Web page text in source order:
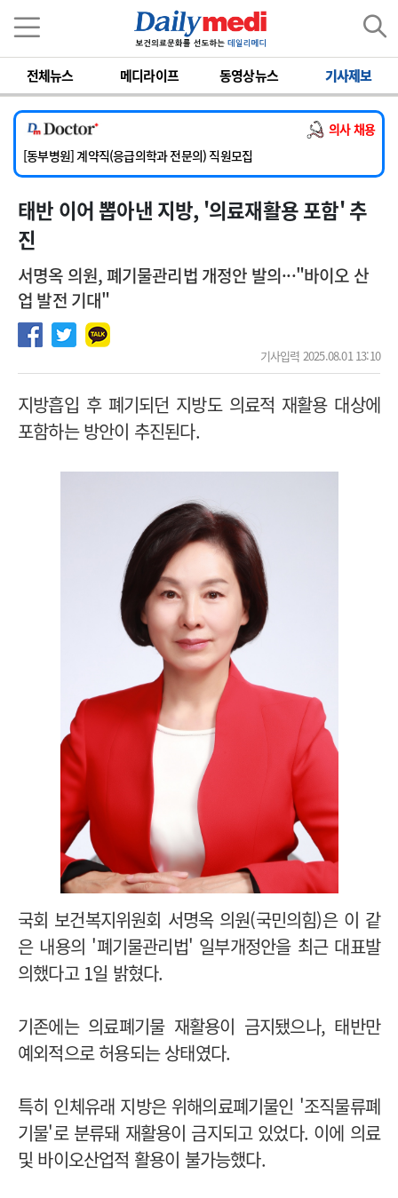
전체뉴스 메디라이프 동영상뉴스 기사제보
의사 채용
[서울아산병원] 2026년 하반기 인턴 모집
[영남대학교의료원] 마취통증의학과 임기제 임상의사 채용
[충남대학교병원] 소아청소년과(소아응급전담) 계약직 의사 공개채용
[동부병원] 계약직(응급의학과 전문의) 직원모집
[이대목동병원] 하반기 전공의(레지던트1년차) 모집
[서울아산병원] 2026년 하반기 인턴 모집
[영남대학교의료원] 마취통증의학과 임기제 임상의사 채용
태반 이어 뽑아낸 지방, '의료재활용 포함' 추
진
서명옥 의원, 폐기물관리법 개정안 발의···"바이오 산
업 발전 기대"
기사입력 2025.08.01 13:10
지방흡입 후 폐기되던 지방도 의료적 재활용 대상에
포함하는 방안이 추진된다.
국회 보건복지위원회 서명옥 의원(국민의힘)은 이 같
은 내용의 '폐기물관리법' 일부개정안을 최근 대표발
의했다고 1일 밝혔다.
기존에는 의료폐기물 재활용이 금지됐으나, 태반만
예외적으로 허용되는 상태였다.
특히 인체유래 지방은 위해의료폐기물인 '조직물류폐
기물'로 분류돼 재활용이 금지되고 있었다. 이에 의료
및 바이오산업적 활용이 불가능했다.